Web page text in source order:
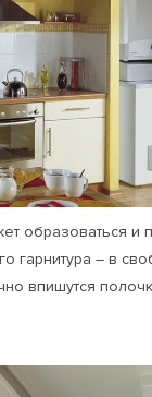
образоваться и
гарнитура – в
впишутся